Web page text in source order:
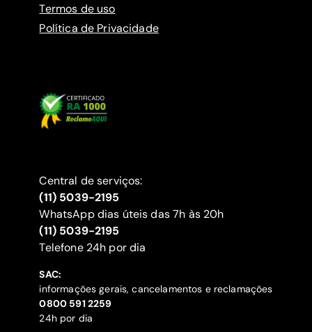
Termos de uso
Política de Privacidade
Central de serviços:
(11) 5039-2195
WhatsApp dias úteis das 7h às 20h
(11) 5039-2195
‍Telefone 24h por dia
SAC:
informações gerais, cancelamentos e reclamações
‍0800 591 2259
24h por dia